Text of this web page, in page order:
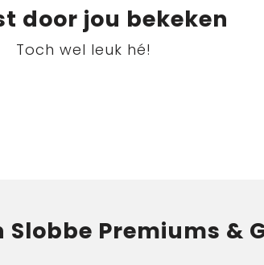
door jou bekeken
Toch wel leuk hé!
Premiums &